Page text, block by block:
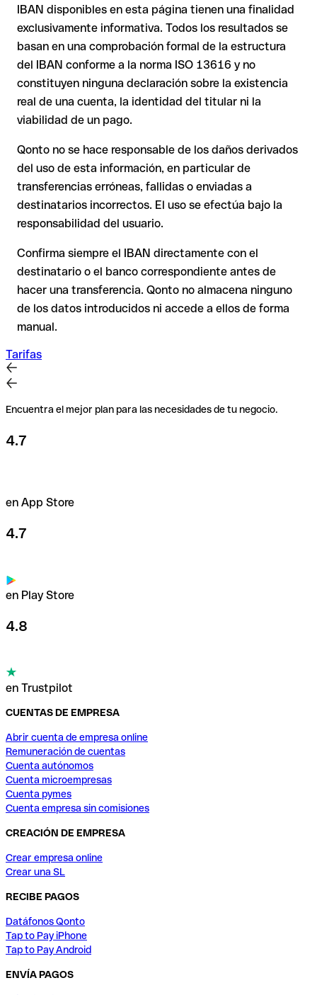
USD o GBP) pueden aplicarse comisiones de cambio
adicionales. Consulta previamente las condiciones vigentes
con Issue with interpolation.
transferencia se ejecuta hacia una cuenta ajena. En ese caso:
El banco receptor está obligado a colaborar en la
Tu entidad puede iniciar un proceso de reclamación a
destinatario ya ha retirado el dinero.
En transferencias internacionales fuera del área SEPA,
la recuperación es considerablemente más compleja y
conlleva comisiones adicionales.
Recomendación: Verifica siempre el IBAN antes de una
transferencia con nuestro
Verificador de IBAN
gratuito y, en
caso de duda, confírmalo directamente con el destinatario.
Esta precaución es especialmente importante con importes
elevados o en nuevas relaciones comerciales.
IBAN disponibles en esta página tienen una finalidad
exclusivamente informativa. Todos los resultados se
basan en una comprobación formal de la estructura
del IBAN conforme a la norma ISO 13616 y no
constituyen ninguna declaración sobre la existencia
real de una cuenta, la identidad del titular ni la
viabilidad de un pago.
Qonto no se hace responsable de los daños derivados
del uso de esta información, en particular de
transferencias erróneas, fallidas o enviadas a
destinatarios incorrectos. El uso se efectúa bajo la
responsabilidad del usuario.
Confirma siempre el IBAN directamente con el
destinatario o el banco correspondiente antes de
hacer una transferencia. Qonto no almacena ninguno
de los datos introducidos ni accede a ellos de forma
manual.
Tarifas
Encuentra el mejor plan para las necesidades de tu negocio.
4.7
en App Store
4.7
en Play Store
4.8
en Trustpilot
CUENTAS DE EMPRESA
Abrir cuenta de empresa online
Remuneración de cuentas
Cuenta autónomos
Cuenta microempresas
Cuenta pymes
Cuenta empresa sin comisiones
CREACIÓN DE EMPRESA
Crear empresa online
Crear una SL
RECIBE PAGOS
Datáfonos Qonto
Tap to Pay iPhone
Tap to Pay Android
ENVÍA PAGOS